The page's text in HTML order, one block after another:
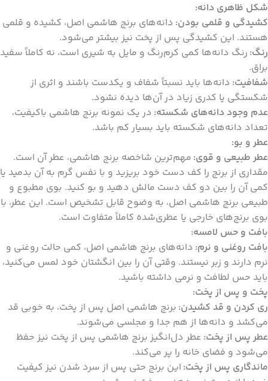
شکل ظاهری دانه:
کشیدگی و قلمی بودن: دانه‌های برنج هاشمی اصل، کشیده و قلمی
هستند. این کشیدگی پس از پخت نیز بیشتر می‌شود.
رنگ: رنگ دانه‌ها کمی کرم‌رنگ و مایل به شیری است، نه کاملاً سفید
براق.
شفافیت: دانه‌ها باید نسبتاً شفاف و یکدست باشند و اثری از
شکستگی یا کدری زیاد در آن‌ها دیده نشود.
عدم وجود دانه‌های شکسته: در یک نمونه برنج هاشمی باکیفیت،
تعداد دانه‌های شکسته باید بسیار کم باشد.
عطر و بو:
عطر طبیعی و قوی: مهم‌ترین شاخصه برنج هاشمی، عطر آن است.
مقداری از برنج را کف دست خود بریزید و با نفس گرم به آن بدمید یا
کمی آن را بین دو کف دست مالش دهید و بو کنید. بوی مطبوع و
طبیعی برنج هاشمی اصل، به وضوح قابل تشخیص است. این عطر، با
بوی برنج‌های خارجی یا عطری‌شده کاملاً متفاوت است.
بافت و حس لامسه:
بافت روغنی و نرم: دانه‌های برنج هاشمی اصل، کمی حالت روغنی و
نرم دارند و زبر نیستند. وقتی آن را بین انگشتان خود لمس می‌کنید،
باید حس لطافت و نرمی داشته باشید.
پخت و پس از پخت:
ری کردن و قد کشیدن: برنج هاشمی اصل پس از پخت، به خوبی قد
می‌کشد و دانه‌ها از هم جدا و مجلسی می‌شوند.
عطر پس از پخت: عطر دل‌انگیز برنج هاشمی پس از پخت نیز حفظ
می‌شود و فضای خانه را پر می‌کند.
ماندگاری پس از پخت: این برنج حتی پس از سرد شدن نیز کیفیت